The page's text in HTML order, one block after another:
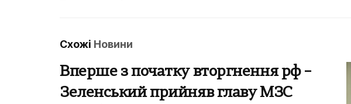
Схожі Новини
Вперше з початку вторгнення рф –
Зеленський прийняв главу МЗС